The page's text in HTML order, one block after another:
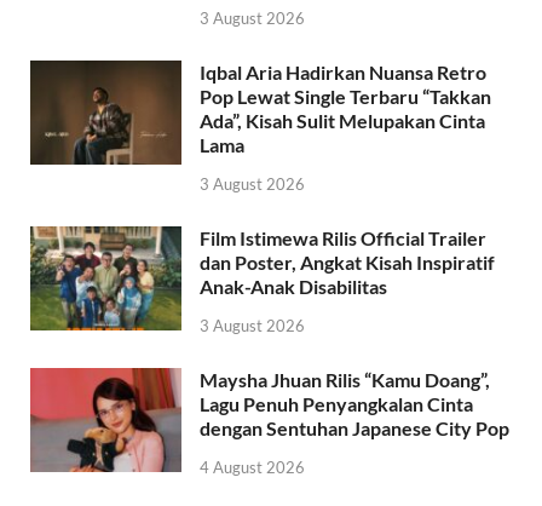
3 August 2026
Iqbal Aria Hadirkan Nuansa Retro
Pop Lewat Single Terbaru “Takkan
Ada”, Kisah Sulit Melupakan Cinta
Lama
3 August 2026
Film Istimewa Rilis Official Trailer
dan Poster, Angkat Kisah Inspiratif
Anak-Anak Disabilitas
3 August 2026
Maysha Jhuan Rilis “Kamu Doang”,
Lagu Penuh Penyangkalan Cinta
dengan Sentuhan Japanese City Pop
4 August 2026